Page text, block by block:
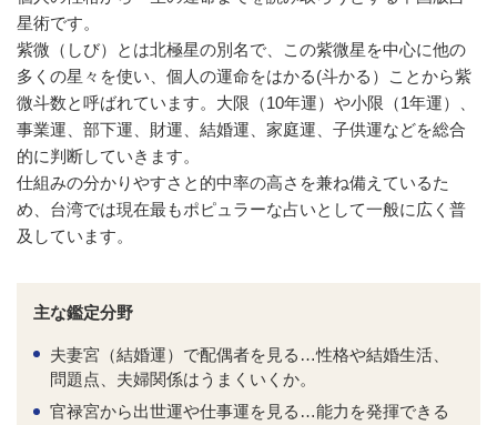
星術です。
紫微（しび）とは北極星の別名で、この紫微星を中心に他の
多くの星々を使い、個人の運命をはかる(斗かる）ことから紫
微斗数と呼ばれています。大限（10年運）や小限（1年運）、
事業運、部下運、財運、結婚運、家庭運、子供運などを総合
的に判断していきます。
仕組みの分かりやすさと的中率の高さを兼ね備えているた
め、台湾では現在最もポピュラーな占いとして一般に広く普
及しています。
主な鑑定分野
夫妻宮（結婚運）で配偶者を見る…性格や結婚生活、
問題点、夫婦関係はうまくいくか。
官禄宮から出世運や仕事運を見る…能力を発揮できる